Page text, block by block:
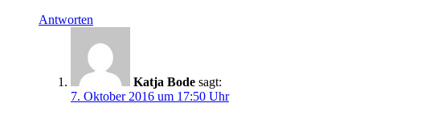
Antworten
Katja Bode sagt:
7. Oktober 2016 um 17:50 Uhr